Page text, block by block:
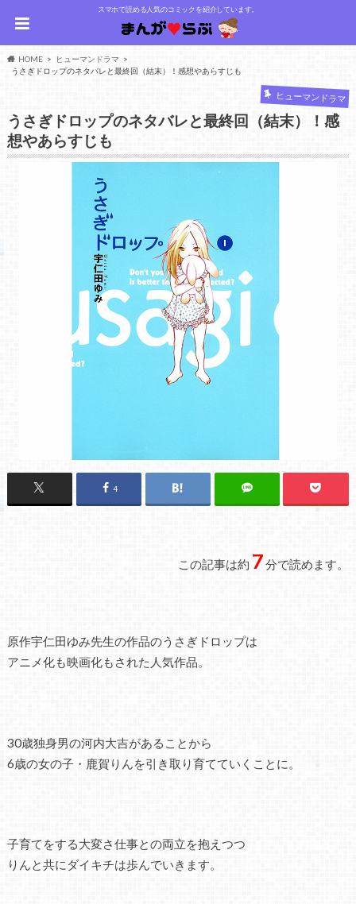
スマホで読める人気のコミックを紹介しています。
HOME
ヒューマンドラマ
うさぎドロップのネタバレと最終回（結末）！感想やあらすじも
ヒューマンドラマ
うさぎドロップのネタバレと最終回（結末）！感
想やあらすじも
4
この記事は約 7分で読めます。
原作宇仁田ゆみ先生の作品のうさぎドロップは
アニメ化も映画化もされた人気作品。
30歳独身男の河内大吉があることから
6歳の女の子・鹿賀りんを引き取り育てていくことに。
子育てをする大変さ仕事との両立を抱えつつ
りんと共にダイキチは歩んでいきます。